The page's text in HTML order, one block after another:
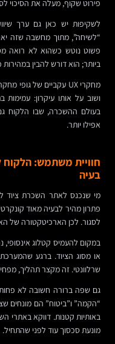
פירוט שקוף, מעלה את הסיכוי
לשקיפות יש כאן גם ערך
“לשיחה”, מתוך מחשבה שזה
פשוט נוטש כשהוא לא רואה
ביותר; הוא דורש להבין
ושוב על אותו עיקרון: עמימות
בעולם ההשכרה, שבו הלקוח
אפילו יותר.
חוויית משתמש:
בעיה
מי שנכנס לאתר השכרת
פתרון מהיר לבעיה מאוד
לסגור. לכן הארכיטקטורה של
במקום להעמיס קטלוג אינסופי,
או מסוג הציוד. ברגע
שרלוונטי. זה מקצר תהליך,
גם שפה ברורה חשובה לא פחות
“הקמה” ו”ביטוח” הם מונחים
באותיות קטנות. דווקא באתרי
מונעת סכסוך עוד לפני שהתחיל.